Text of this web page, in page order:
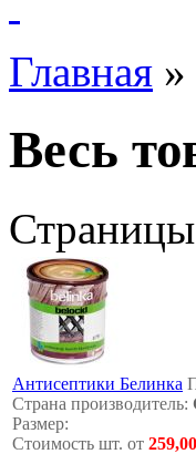
Главная »
Весь
Антисептики Белинка
Страна производитель:
Размер:
Стоимость шт. от 259,00